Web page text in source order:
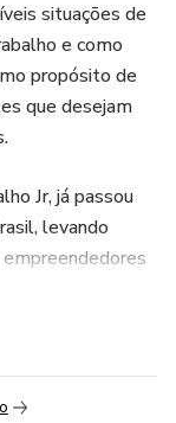
situações de
e como
propósito de
que desejam
Jr, já passou
levando
cada
dia a dia e não